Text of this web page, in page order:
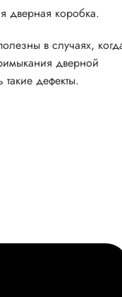
дверная коробка.
в случаях,
дверной
такие дефекты.